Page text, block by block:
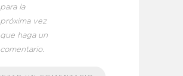
para la
próxima vez
que haga un
comentario.